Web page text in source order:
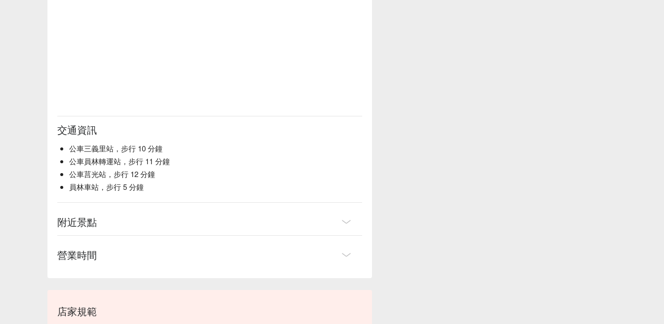
交通資訊
公車三義里站，步行 10 分鐘
公車員林轉運站，步行 11 分鐘
公車莒光站，步行 12 分鐘
員林車站，步行 5 分鐘
附近景點
營業時間
店家規範